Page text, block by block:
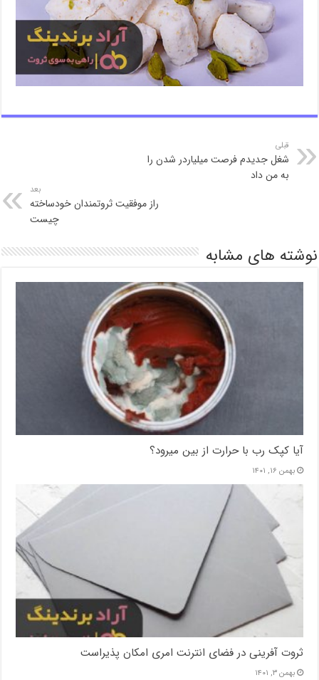
قبلی
شغل جدیدم فرصت میلیاردر شدن را
به من داد
بعد
راز موفقیت ثروتمندان خودساخته
چیست
نوشته های مشابه
آیا کپک رب با حرارت از بین میرود؟
بهمن ۱۶, ۱۴۰۱
ثروت آفرینی در فضای انترنت امری امکان پذیراست
بهمن ۳, ۱۴۰۱